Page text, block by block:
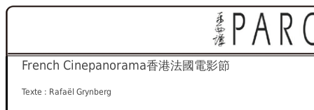
French Cinepanorama香港法國電影節
Texte : Rafaël Grynberg